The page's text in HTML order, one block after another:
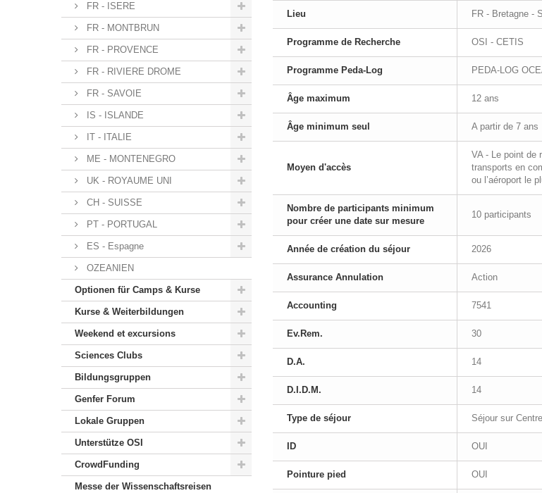
FR - ISERE
FR - MONTBRUN
FR - PROVENCE
FR - RIVIERE DROME
FR - SAVOIE
IS - ISLANDE
IT - ITALIE
ME - MONTENEGRO
UK - ROYAUME UNI
CH - SUISSE
PT - PORTUGAL
ES - Espagne
OZEANIEN
Optionen für Camps & Kurse
Kurse & Weiterbildungen
Weekend et excursions
Sciences Clubs
Bildungsgruppen
Genfer Forum
Lokale Gruppen
Unterstütze OSI
CrowdFunding
Messe der Wissenschaftsreisen
Lieu FR - Bretagne -
Programme de Recherche OSI - CETIS
Programme Peda-Log PEDA-LOG
Âge maximum 12 ans
Âge minimum seul A partir de 7 ans
Moyen d'accès
VA - Le point de
transports en
ou l’aéroport le
Nombre de participants minimum
pour créer une date sur mesure
10 participants
Année de création du séjour 2026
Assurance Annulation Action
Accounting 7541
Ev.Rem. 30
D.A. 14
D.I.D.M. 14
Type de séjour Séjour sur
ID OUI
Pointure pied OUI